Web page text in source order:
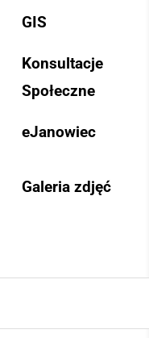
GIS
Konsultacje
Społeczne
eJanowiec
Galeria zdjęć